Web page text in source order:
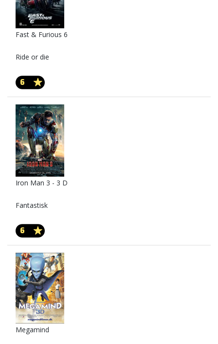
Fast & Furious 6
Ride or die
6
Iron Man 3 - 3 D
Fantastisk
6
Megamind